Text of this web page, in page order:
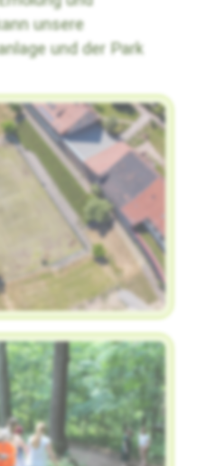
unsere
und der Park